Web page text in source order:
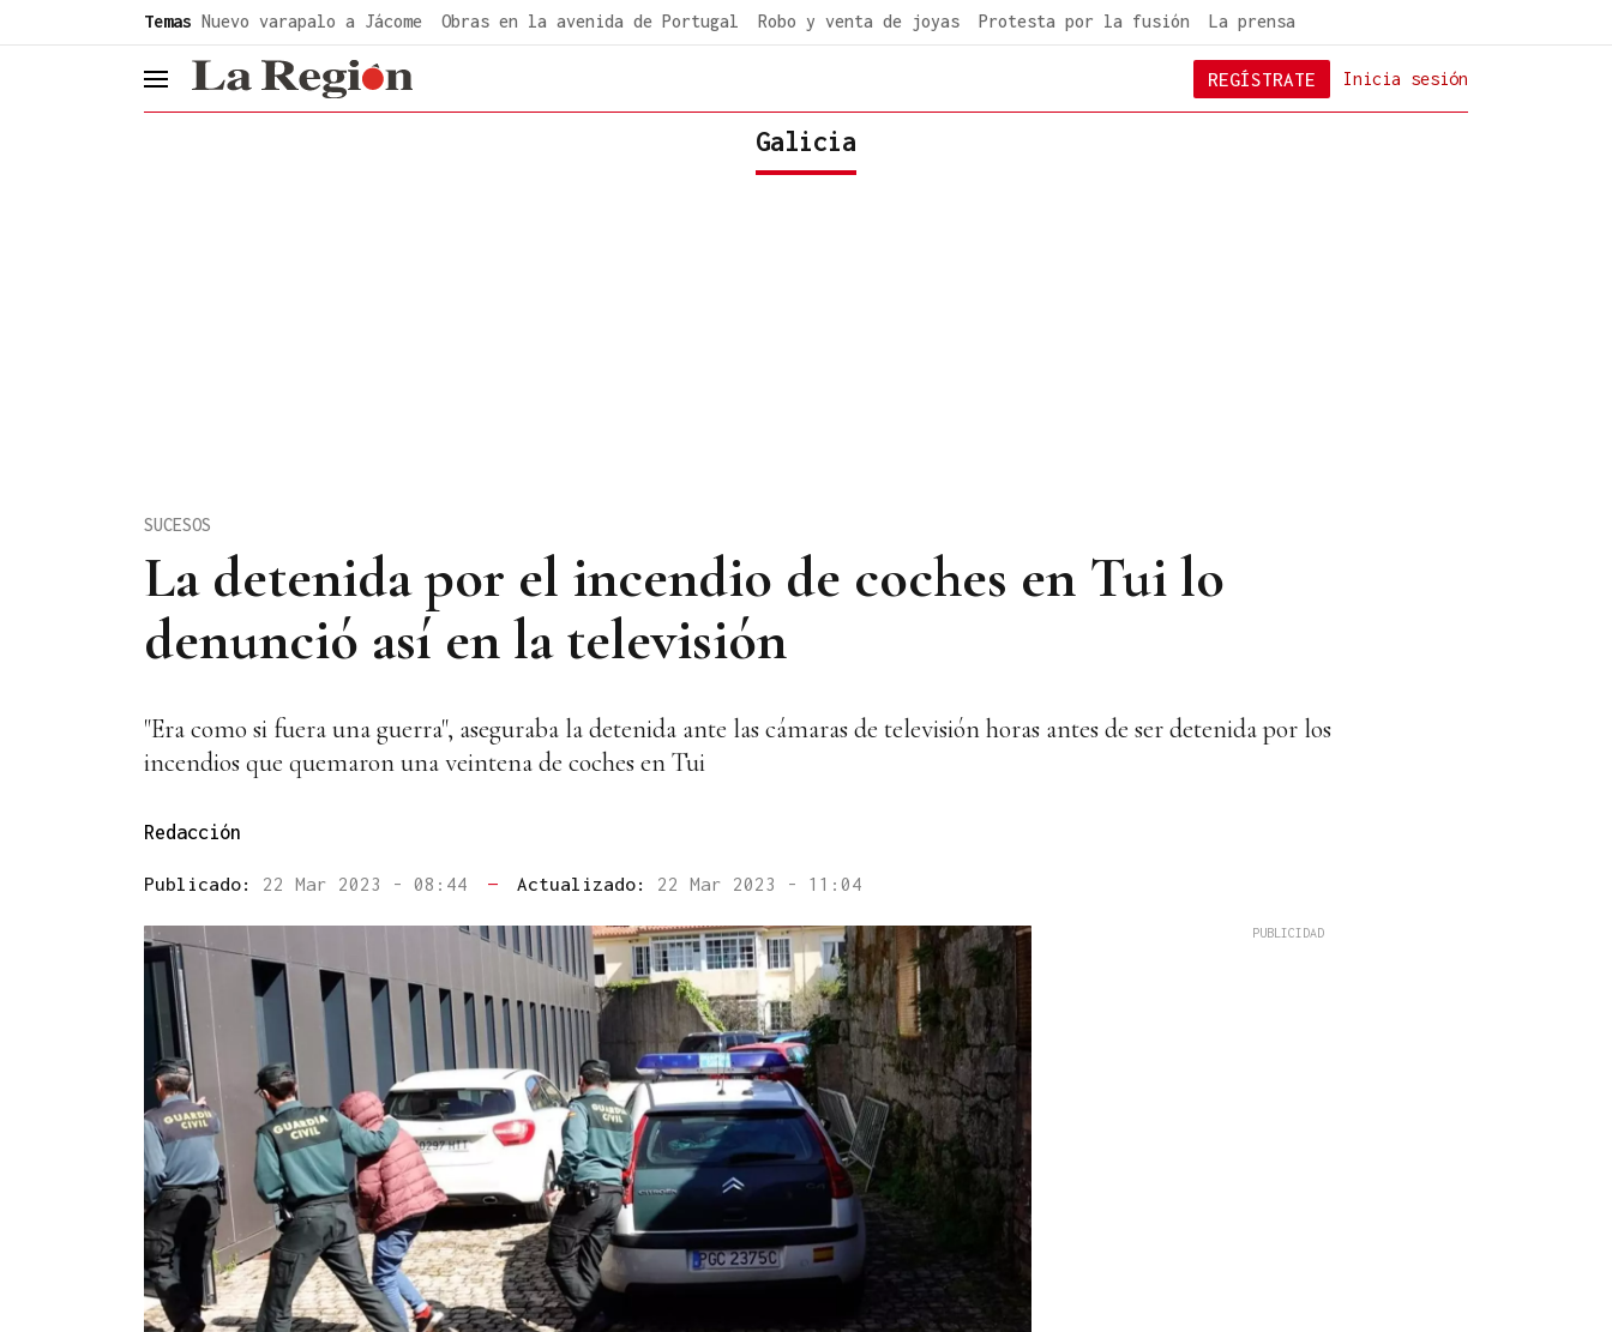
Temas Nuevo varapalo a Jácome Obras en la avenida de Portugal Robo y venta de joyas Protesta por la fusión La prensa
header.menu.open Inicia sesión
REGÍSTRATE
Galicia
La detenida por el incendio de coches en Tui lo
denunció así en la televisión
SUCESOS
"Era como si fuera una guerra", aseguraba la detenida ante las cámaras de televisión horas antes de ser detenida por los
incendios que quemaron una veintena de coches en Tui
Redacción
Publicado: 22 Mar 2023 - 08:44 — Actualizado: 22 Mar 2023 - 11:04